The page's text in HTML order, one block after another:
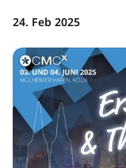
24. Feb 2025